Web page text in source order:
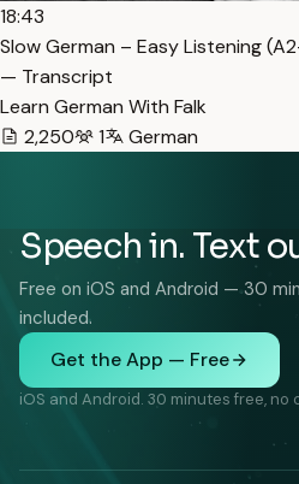
18:43
Slow German – Easy Listening
— Transcript
Learn German With Falk
2,250
1 German
Speech in. Text
Free on iOS and Android — 30
included.
Get the App — Free
iOS and Android. 30 minutes free, no